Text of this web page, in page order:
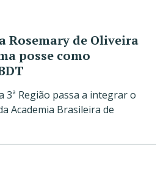
Rosemary de Oliveira
posse como
3ª Região passa a integrar o
Academia Brasileira de